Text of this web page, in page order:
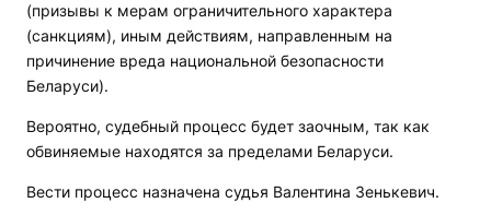
(призывы к мерам ограничительного характера
(санкциям), иным действиям, направленным на
причинение вреда национальной безопасности
Беларуси).
Вероятно, судебный процесс будет заочным, так как
обвиняемые находятся за пределами Беларуси.
Вести процесс назначена судья Валентина Зенькевич.